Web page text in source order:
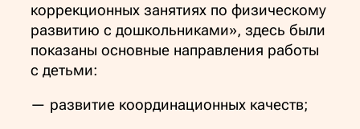
коррекционных занятиях по физическому
развитию с дошкольниками», здесь были
показаны основные направления работы
с детьми:
— развитие координационных качеств;